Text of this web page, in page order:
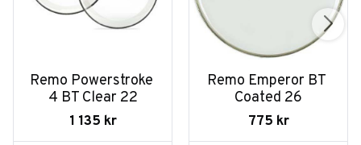
Remo Powerstroke
4 BT Clear 22
1 135 kr
Remo Emperor BT
Coated 26
775 kr